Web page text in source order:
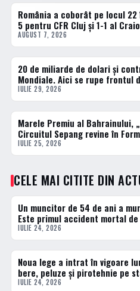
ACTUALE
România a coborât pe locul 22
5 pentru CFR Cluj și 1-1 al
AUGUST 7, 2026
ACTUALE
20 de miliarde de dolari și
Mondiale. Aici se rupe frontul
IULIE 29, 2026
ACTUALE
Marele Premiu al Bahrainului,
Circuitul Sepang revine în
IULIE 25, 2026
CELE MAI CITITE DIN
1 · TOP
Un muncitor de 54 de ani a
Este primul accident mortal
IULIE 24, 2026
2 · TOP
Noua lege a intrat în vigoare
bere, peluze și pirotehnie pe
IULIE 24, 2026